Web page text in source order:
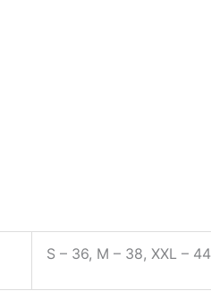
S – 36, M – 38, XXL – 44